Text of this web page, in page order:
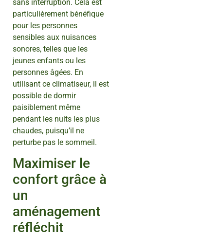
sans interruption. Cela est
particulièrement bénéfique
pour les personnes
sensibles aux nuisances
sonores, telles que les
jeunes enfants ou les
personnes âgées. En
utilisant ce climatiseur, il est
possible de dormir
paisiblement même
pendant les nuits les plus
chaudes, puisqu’il ne
perturbe pas le sommeil.
Maximiser le
confort grâce à
un
aménagement
réfléchit